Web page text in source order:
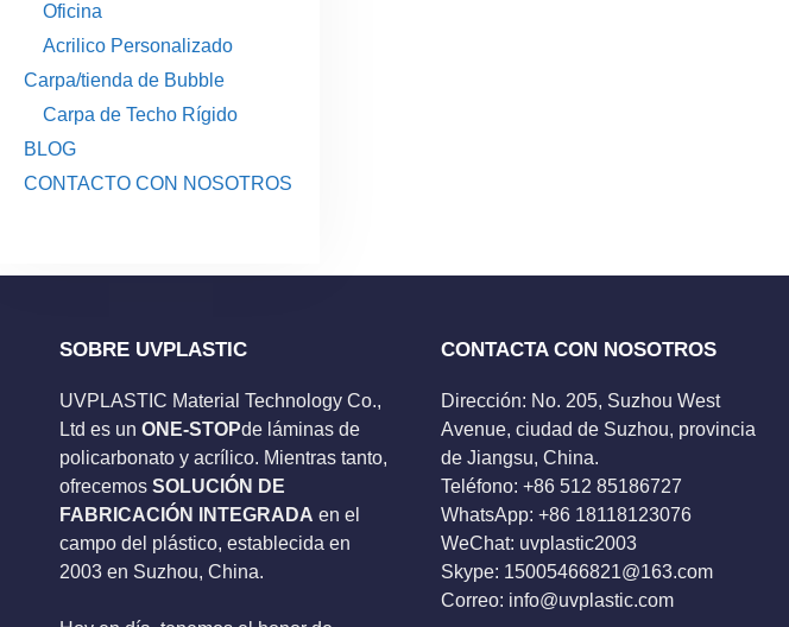
Oficina
Acrilico Personalizado
Carpa/tienda de Bubble
Carpa de Techo Rígido
BLOG
CONTACTO CON NOSOTROS
SOBRE UVPLASTIC
UVPLASTIC Material Technology Co.,
Ltd es un ONE-STOPde láminas de
policarbonato y acrílico. Mientras tanto,
ofrecemos SOLUCIÓN DE
FABRICACIÓN INTEGRADA en el
campo del plástico, establecida en
2003 en Suzhou, China.
CONTACTA CON NOSOTROS
Dirección: No. 205, Suzhou West
Avenue, ciudad de Suzhou, provincia
de Jiangsu, China.
Teléfono: +86 512 85186727
WhatsApp: +86 18118123076
WeChat: uvplastic2003
Skype: 15005466821@163.com
Correo: info@uvplastic.com